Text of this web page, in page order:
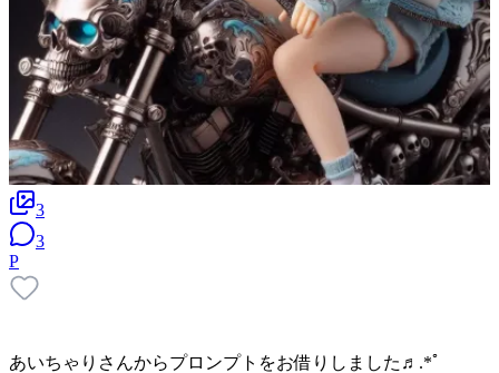
3
3
P
あいちゃりさんからプロンプトをお借りしました♬.*ﾟ